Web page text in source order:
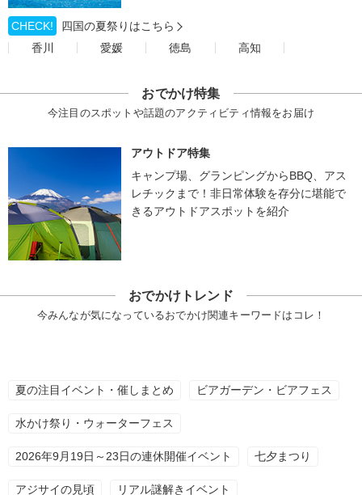
CHECK!
四国の夏祭りはこちら
香川
愛媛 徳島 高知
おでかけ特集
今注目のスポットや話題のアクティビティ情報をお届け
アウトドア特集
キャンプ場、グランピングからBBQ、アス
レチックまで！非日常体験を存分に堪能で
きるアウトドアスポットを紹介
おでかけトレンド
今みんなが気になっているおでかけ関連キーワードはコレ！
夏の注目イベント・催しまとめ ビアガーデン・ビアフェス
水かけ祭り・ウォーターフェス
2026年9月19日～23日の連休開催イベント 七夕まつり
アジサイの見頃 リアル謎解きイベント